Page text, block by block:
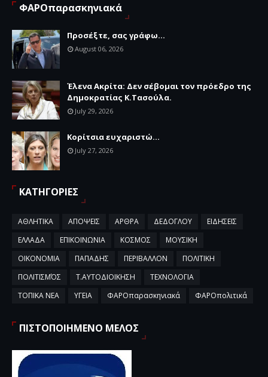
ΦΑΡΟπαρασκηνιακά
Προσέξτε, σας γράφω...
August 06, 2026
Έλενα Ακρίτα: Δεν σέβομαι τον πρόεδρο της
Δημοκρατίας Κ.Τασούλα.
July 29, 2026
Κορίτσια ευχαριστώ...
July 27, 2026
ΚΑΤΗΓΟΡΙΕΣ
ΑΘΛΗΤΙΚΑ ΑΠΟΨΕΙΣ ΑΡΘΡΑ ΔΕΔΟΓΛΟΥ
ΕΙΔΗΣΕΙΣ
ΕΛΛΑΔΑ
ΕΠΙΚΟΙΝΩΝΙΑ ΚΟΣΜΟΣ
ΜΟΥΣΙΚΗ
ΟΙΚΟΝΟΜΙΑ
ΠΑΠΑΔΗΣ ΠΕΡΙΒΑΛΛΟΝ
ΠΟΛΙΤΙΚΗ
ΠΟΛΙΤΙΣΜΌΣ
Τ.ΑΥΤΟΔΙΟΙΚΗΣΗ
ΤΕΧΝΟΛΟΓΙΑ
ΤΟΠΙΚΑ ΝΕΑ
ΥΓΕΙΑ ΦΑΡΟπαρασκηνιακά ΦΑΡΟπολιτικά
ΠΙΣΤΟΠΟΙΗΜΕΝΟ ΜΕΛΟΣ